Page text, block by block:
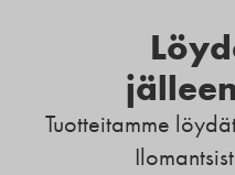
Tuotteitamme